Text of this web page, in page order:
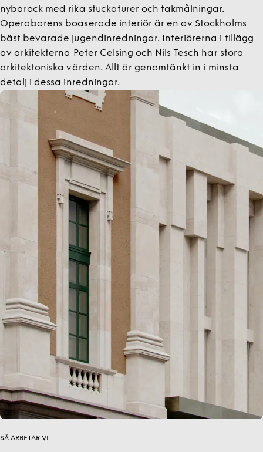
nybarock med rika stuckaturer och takmålningar.
Operabarens boaserade interiör är en av Stockholms
bäst bevarade jugendinredningar. Interiörerna i tillägg
av arkitekterna Peter Celsing och Nils Tesch har stora
arkitektoniska värden. Allt är genomtänkt in i minsta
detalj i dessa inredningar.
SÅ ARBETAR VI